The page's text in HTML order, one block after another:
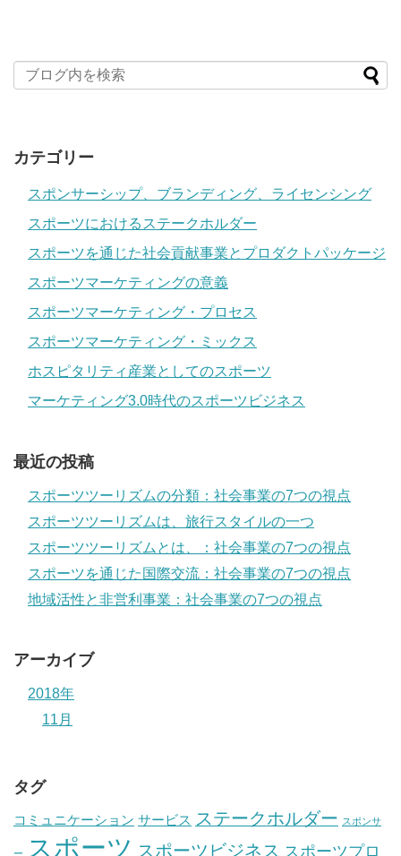
カテゴリー
スポンサーシップ、ブランディング、ライセンシング
スポーツにおけるステークホルダー
スポーツを通じた社会貢献事業とプロダクトパッケージ
スポーツマーケティングの意義
スポーツマーケティング・プロセス
スポーツマーケティング・ミックス
ホスピタリティ産業としてのスポーツ
マーケティング3.0時代のスポーツビジネス
最近の投稿
スポーツツーリズムの分類：社会事業の7つの視点
スポーツツーリズムは、旅行スタイルの一つ
スポーツツーリズムとは、：社会事業の7つの視点
スポーツを通じた国際交流：社会事業の7つの視点
地域活性と非営利事業：社会事業の7つの視点
アーカイブ
2018年
11月
タグ
コミュニケーション サービス ステークホルダー スポンサ
ー スポーツ スポーツビジネス スポーツプロ